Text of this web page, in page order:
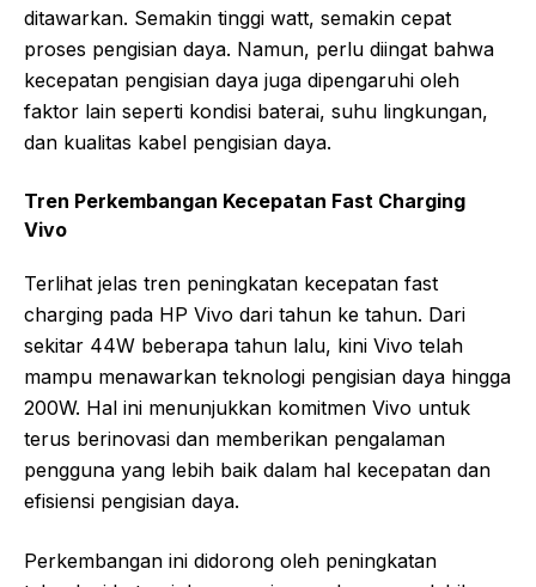
ditawarkan. Semakin tinggi watt, semakin cepat
proses pengisian daya. Namun, perlu diingat bahwa
kecepatan pengisian daya juga dipengaruhi oleh
faktor lain seperti kondisi baterai, suhu lingkungan,
dan kualitas kabel pengisian daya.
Tren Perkembangan Kecepatan Fast Charging
Vivo
Terlihat jelas tren peningkatan kecepatan fast
charging pada HP Vivo dari tahun ke tahun. Dari
sekitar 44W beberapa tahun lalu, kini Vivo telah
mampu menawarkan teknologi pengisian daya hingga
200W. Hal ini menunjukkan komitmen Vivo untuk
terus berinovasi dan memberikan pengalaman
pengguna yang lebih baik dalam hal kecepatan dan
efisiensi pengisian daya.
Perkembangan ini didorong oleh peningkatan